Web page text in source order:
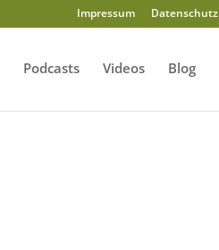
Impressum Datenschutz
Podcasts Videos Blog